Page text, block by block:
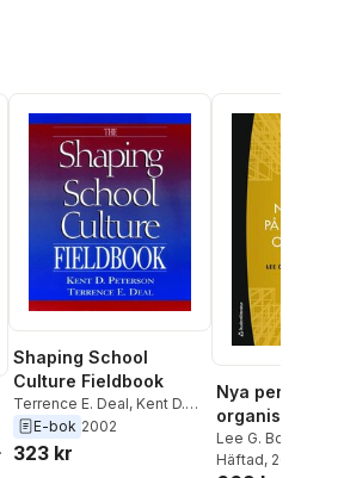
Shaping School
Culture Fieldbook
Terrence E. Deal, Kent D.
Peterson
E-bok 2002
323 kr
Nya
organisation
ledarskap
Lee G. Bolman
Deal
Häftad, 2024